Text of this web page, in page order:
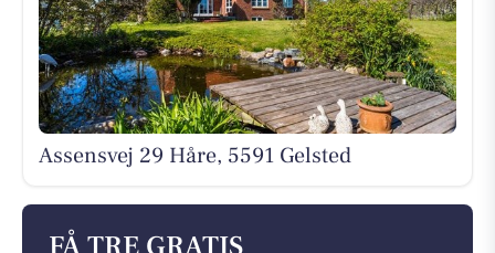
Assensvej 29 Håre, 5591 Gelsted